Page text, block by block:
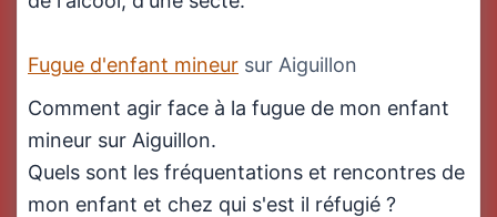
Fugue d'enfant mineur sur Aiguillon
Comment agir face à la fugue de mon enfant
mineur sur Aiguillon.
Quels sont les fréquentations et rencontres de
mon enfant et chez qui s'est il réfugié ?